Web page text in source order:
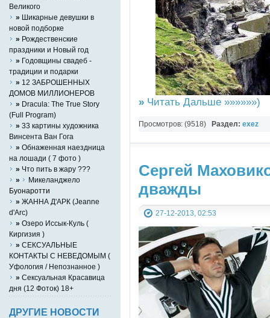
» Читать Дальше »»»»»»)
Просмотров: (9518) Раздел: exez
Сергей
дважды
27-12-2013, 02:53
Великого
» Шикарные девушки в
новой подборке
» Рождественские
праздники и Новый год
» Годовщины свадеб -
традиции и подарки
» 12 ЗАБРОШЕННЫХ
ДОМОВ МИЛЛИОНЕРОВ
» Dracula: The True Story
(Full Program)
» 33 картины художника
Винсента Ван Гога
» Обнаженная наездница
на лошади ( 7 фото )
» Что пить в жару ???
»
Микеланджело
Буонаротти
» ЖАННА Д'АРК (Jeanne
d'Arc)
» Озеро Иссык-Куль (
Киргизия )
» СЕКСУАЛЬНЫЕ
КОНТАКТЫ С НЕВЕДОМЫМ (
Уфология / Непознанное )
» Сексуальная Красавица
дня (12 Фоток) 18+
ДРУГИЕ НОВОСТИ